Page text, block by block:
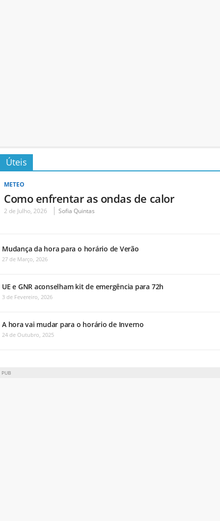
Úteis
METEO
Como enfrentar as ondas de calor
2 de Julho, 2026 Sofia Quintas
Mudança da hora para o horário de Verão
27 de Março, 2026
UE e GNR aconselham kit de emergência para 72h
3 de Fevereiro, 2026
A hora vai mudar para o horário de Inverno
24 de Outubro, 2025
PUB